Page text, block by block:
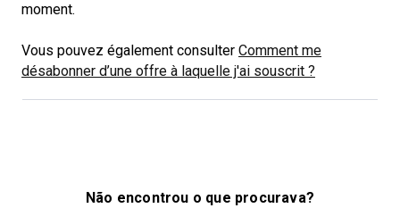
moment.
Vous pouvez également consulter Comment me
désabonner d’une offre à laquelle j'ai souscrit ?
Não encontrou o que procurava?